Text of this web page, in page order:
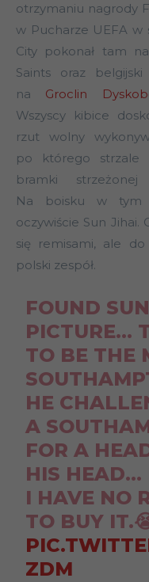
otrzymaniu nagrody
w Pucharze UEFA w
City pokonał tam
Saints oraz
na Groclin
Wszyscy kibice
rzut wolny
po którego strzale
bramki
Na boisku w tym
oczywiście Sun Jihai.
się remisami, ale do
polski zespół.
FOUND
PICTURE…
TO BE THE
HE
A
FOR A
HIS HEAD…
I HAVE NO
TO BUY
ZDM